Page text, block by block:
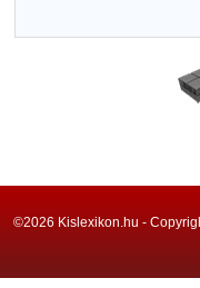
©2026 Kislexikon.hu -